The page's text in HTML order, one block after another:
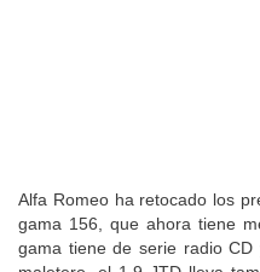
Alfa Romeo ha retocado los
gama 156, que ahora tiene
gama tiene de serie radio